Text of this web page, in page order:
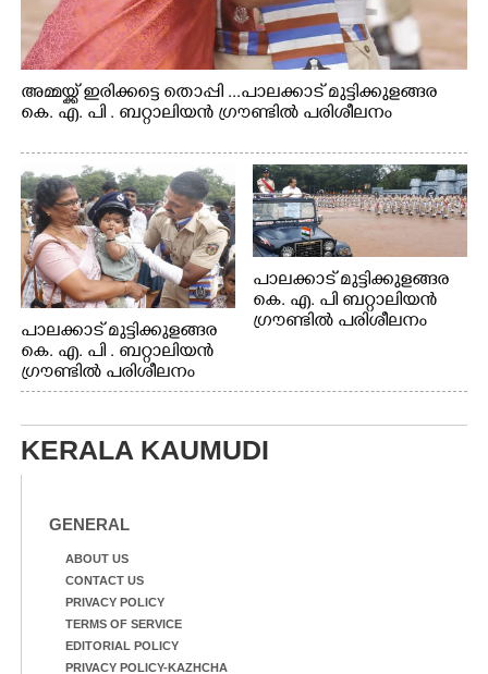
അമ്മയ്ക്ക് ഇരിക്കട്ടെ തൊപ്പി ...പാലക്കാട് മുട്ടിക്കുളങ്ങര
കെ. എ. പി . ബറ്റാലിയൻ ഗ്രൗണ്ടിൽ പരിശീലനം
പാലക്കാട് മുട്ടിക്കുളങ്ങര
കെ. എ. പി . ബറ്റാലിയൻ
ഗ്രൗണ്ടിൽ പരിശീലനം
പാലക്കാട് മുട്ടിക്കുളങ്ങര
കെ. എ. പി ബറ്റാലിയൻ
ഗ്രൗണ്ടിൽ പരിശീലനം
KERALA KAUMUDI
GENERAL
ABOUT US
CONTACT US
PRIVACY POLICY
TERMS OF SERVICE
EDITORIAL POLICY
PRIVACY POLICY-KAZHCHA